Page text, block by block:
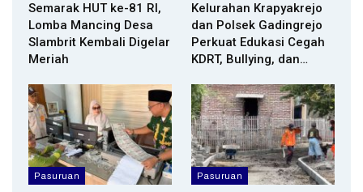
Semarak HUT ke-81 RI,
Lomba Mancing Desa
Slambrit Kembali Digelar
Meriah
Kelurahan Krapyakrejo
dan Polsek Gadingrejo
Perkuat Edukasi Cegah
KDRT, Bullying, dan…
Pasuruan Pasuruan